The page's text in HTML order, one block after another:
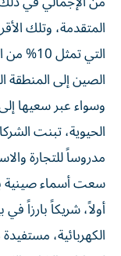
المتقدمة، وتلك
التي
الصين إلى المنطقة العام
وسواء عبر سعيها
الحيوية، تبنت
مدروساً للتجارة
سعت أسماء صينية
أولاً، شريكاً بارزاً
الكهربائية،